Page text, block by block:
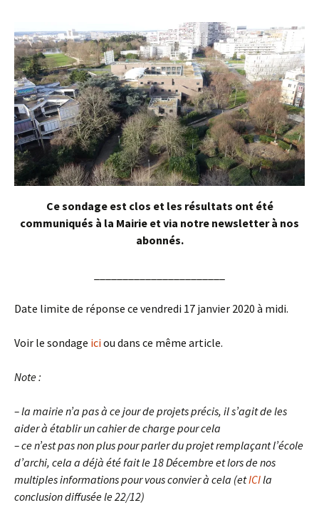
Ce sondage est clos et les résultats ont été
communiqués à la Mairie et via notre newsletter à nos
abonnés.
Date limite de réponse ce vendredi 17 janvier 2020 à midi.
Voir le sondage iciou dans ce même article.
Note :
– la mairie n’a pas à ce jour de projets précis, il s’agit de les
aider à établir un cahier de charge pour cela
– ce n’est pas non plus pour parler du projet remplaçant l’école
d’archi, cela a déjà été fait le 18 Décembre et lors de nos
multiples informations pour vous convier à cela (etICIla
conclusion diffusée le 22/12)